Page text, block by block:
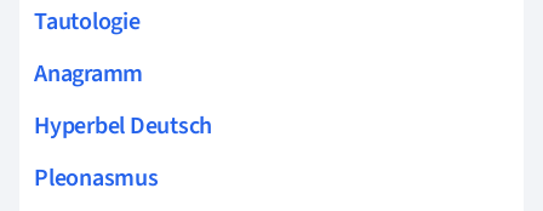
Tautologie
Anagramm
Hyperbel Deutsch
Pleonasmus